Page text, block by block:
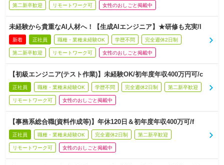
第二新卒歓迎 リモートワーク可 女性のおしごと掲載中
未経験から貴重なAI人材へ！【生成AIエンジニア】★研修も充実/l
新着 正社員 職種・業種未経験OK 学歴不問 完全週休2日制
第二新卒歓迎 リモートワーク可 女性のおしごと掲載中
【初級エンジニア(テスト作業)】未経験OK/初年度年収400万円可/c
正社員 職種・業種未経験OK 学歴不問 完全週休2日制 第二新卒歓迎
リモートワーク可 女性のおしごと掲載中
【事務系総合職(資料作成等)】年休120日＆初年度年収400万可/f
正社員 職種・業種未経験OK 完全週休2日制 第二新卒歓迎
リモートワーク可 女性のおしごと掲載中